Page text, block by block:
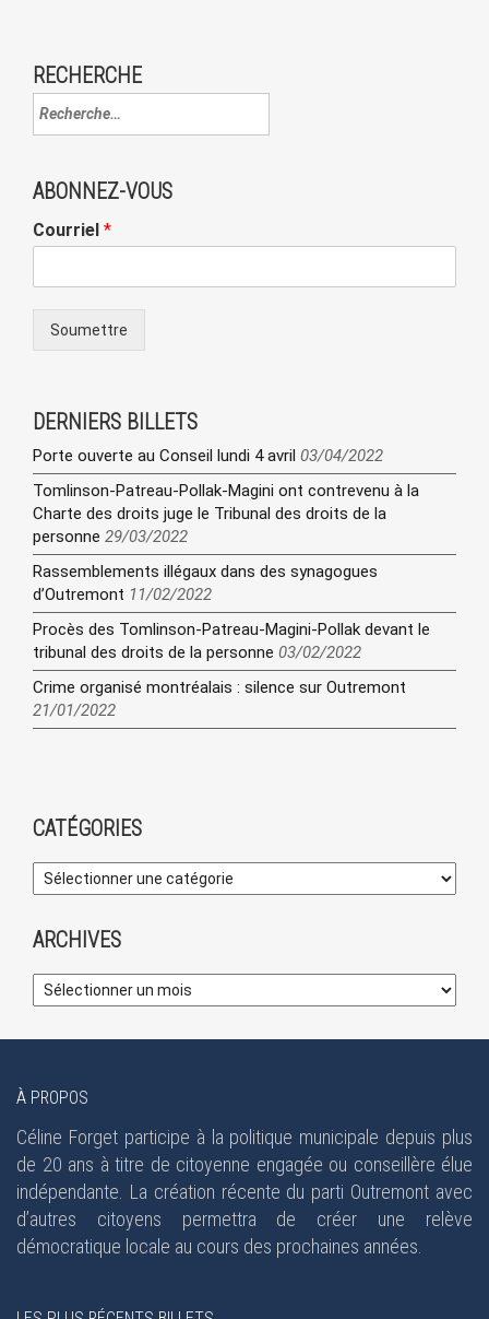
RECHERCHE
ABONNEZ-VOUS
Courriel *
Soumettre
DERNIERS BILLETS
Porte ouverte au Conseil lundi 4 avril 03/04/2022
Tomlinson-Patreau-Pollak-Magini ont contrevenu à la
Charte des droits juge le Tribunal des droits de la
personne 29/03/2022
Rassemblements illégaux dans des synagogues
d’Outremont 11/02/2022
Procès des Tomlinson-Patreau-Magini-Pollak devant le
tribunal des droits de la personne 03/02/2022
Crime organisé montréalais : silence sur Outremont
21/01/2022
CATÉGORIES
ARCHIVES
À PROPOS
Céline Forget participe à la politique municipale depuis plus
de 20 ans à titre de citoyenne engagée ou conseillère élue
indépendante. La création récente du parti Outremont avec
d’autres citoyens permettra de créer une relève
démocratique locale au cours des prochaines années.